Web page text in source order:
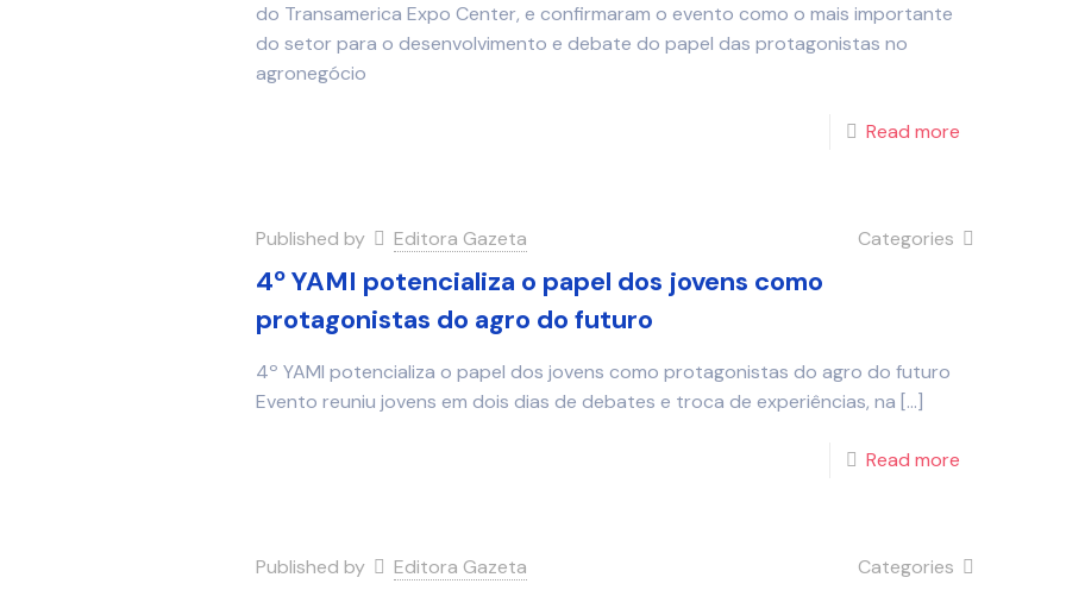
do Transamerica Expo Center, e confirmaram o evento como o mais importante
do setor para o desenvolvimento e debate do papel das protagonistas no
agronegócio
Read more
Published by Editora Gazeta Categories
4º YAMI potencializa o papel dos jovens como
protagonistas do agro do futuro
4º YAMI potencializa o papel dos jovens como protagonistas do agro do futuro
Evento reuniu jovens em dois dias de debates e troca de experiências, na […]
Read more
Published by Editora Gazeta Categories